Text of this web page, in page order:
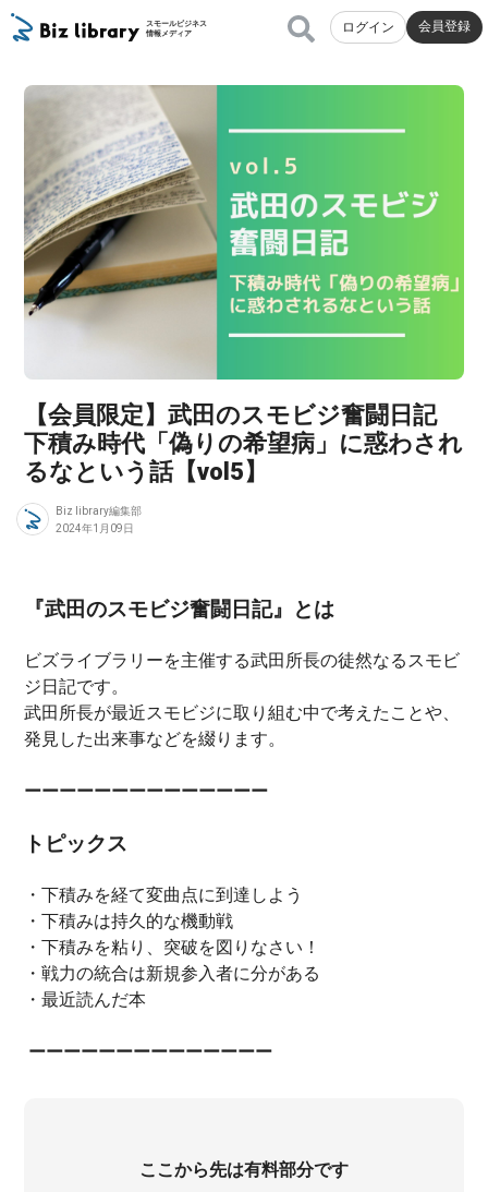
スモールビジネス
情報メディア
ログイン 会員登録
【会員限定】武田のスモビジ奮闘日記
下積み時代「偽りの希望病」に惑わされ
るなという話【vol5】
Biz library編集部
2024年1月09日
『武田のスモビジ奮闘日記』とは
ビズライブラリーを主催する武田所長の徒然なるスモビ
ジ日記です。
武田所長が最近スモビジに取り組む中で考えたことや、
発見した出来事などを綴ります。
ーーーーーーーーーーーーーー
トピックス
・下積みを経て変曲点に到達しよう
・下積みは持久的な機動戦
・下積みを粘り、突破を図りなさい！
・戦力の統合は新規参入者に分がある
・最近読んだ本
ーーーーーーーーーーーーーー
ここから先は有料部分です